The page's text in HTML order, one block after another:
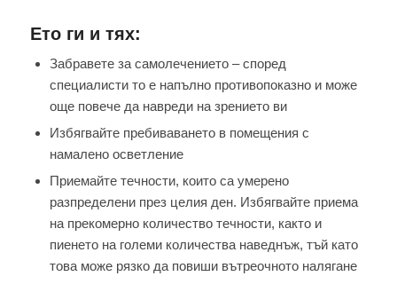
Ето ги и тях:
Забравете за самолечението – според
специалисти то е напълно противопоказно и може
още повече да навреди на зрението ви
Избягвайте пребиваването в помещения с
намалено осветление
Приемайте течности, които са умерено
разпределени през целия ден. Избягвайте приема
на прекомерно количество течности, както и
пиенето на големи количества наведнъж, тъй като
това може рязко да повиши вътреочното налягане